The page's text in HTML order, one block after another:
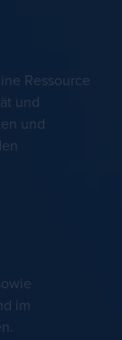
Ressource
und
und
im